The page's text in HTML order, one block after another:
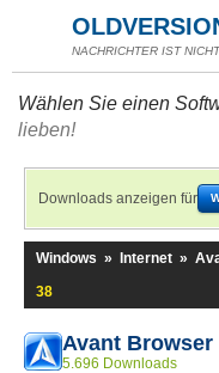
NACHRICHTER IST
Wählen Sie einen
lieben!
Downloads anzeigen für
Windows » Internet »
38
Avant
5.696 Downloads